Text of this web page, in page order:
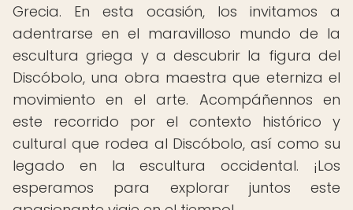
Grecia. En esta ocasión, los invitamos a
adentrarse en el maravilloso mundo de la
escultura griega y a descubrir la figura del
Discóbolo, una obra maestra que eterniza el
movimiento en el arte. Acompáñennos en
este recorrido por el contexto histórico y
cultural que rodea al Discóbolo, así como su
legado en la escultura occidental. ¡Los
esperamos para explorar juntos este